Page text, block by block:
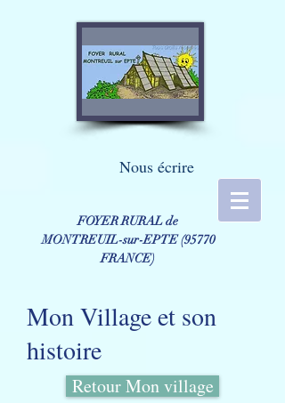
Nous écrire
FOYER RURAL de
MONTREUIL-sur-EPTE ​(95770
FRANCE)
Mon Village et son
histoire
Retour Mon village